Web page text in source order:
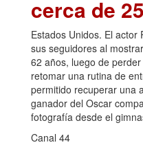
cerca de
Estados Unidos. El actor
sus seguidores al
62 años, luego de
retomar una rutina de
permitido recuperar una
ganador del Oscar
fotografía desde el
Canal 44